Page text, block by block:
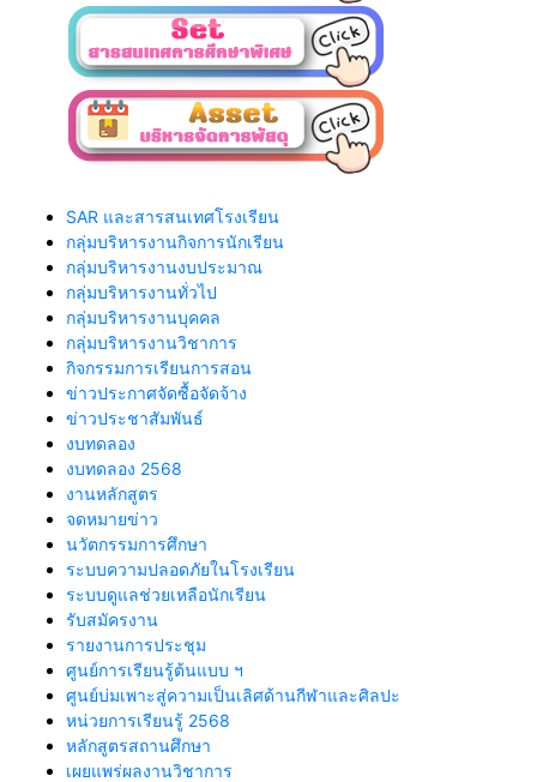
SAR และสารสนเทศโรงเรียน
กลุ่มบริหารงานกิจการนักเรียน
กลุ่มบริหารงานงบประมาณ
กลุ่มบริหารงานทั่วไป
กลุ่มบริหารงานบุคคล
กลุ่มบริหารงานวิชาการ
กิจกรรมการเรียนการสอน
ข่าวประกาศจัดซื้อจัดจ้าง
ข่าวประชาสัมพันธ์
งบทดลอง
งบทดลอง 2568
งานหลักสูตร
จดหมายข่าว
นวัตกรรมการศึกษา
ระบบความปลอดภัยในโรงเรียน
ระบบดูแลช่วยเหลือนักเรียน
รับสมัครงาน
รายงานการประชุม
ศูนย์การเรียนรู้ต้นแบบ ฯ
ศูนย์บ่มเพาะสู่ความเป็นเลิศด้านกีฬาและศิลปะ
หน่วยการเรียนรู้ 2568
หลักสูตรสถานศึกษา
เผยแพร่ผลงานวิชาการ